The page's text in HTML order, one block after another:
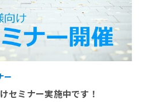
ー
セミナー実施中です！